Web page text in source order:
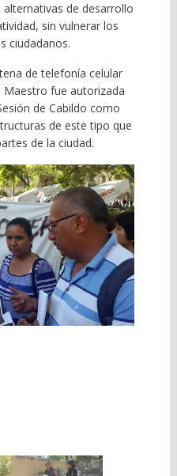
de desarrollo
sin vulnerar los
ciudadanos.
de telefonía celular
fue autorizada
de Cabildo como
de este tipo que
de la ciudad.